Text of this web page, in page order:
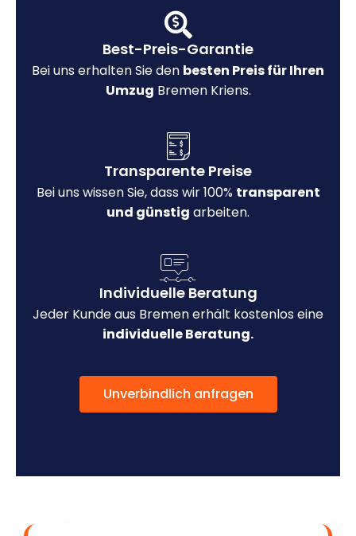
Best-Preis-Garantie
Bei uns erhalten Sie den besten Preis für Ihren
Umzug Bremen Kriens.
Transparente Preise
Bei uns wissen Sie, dass wir 100% transparent
und günstig arbeiten.
Individuelle Beratung
Jeder Kunde aus Bremen erhält kostenlos eine
individuelle Beratung.
Unverbindlich anfragen